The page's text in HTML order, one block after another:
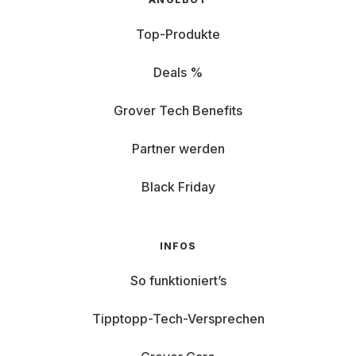
Top-Produkte
Deals %
Grover Tech Benefits
Partner werden
Black Friday
INFOS
So funktioniert’s
Tipptopp-Tech-Versprechen